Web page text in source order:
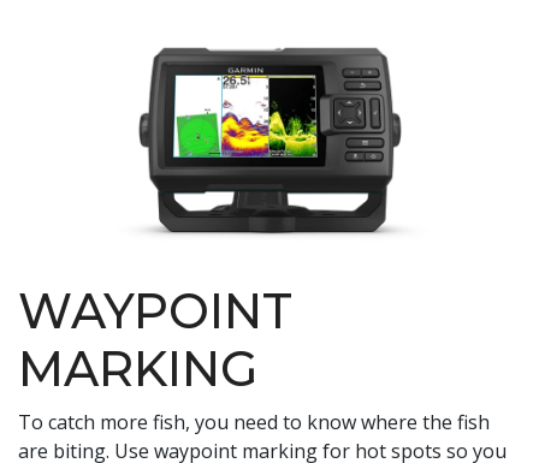
WAYPOINT
MARKING
To catch more fish, you need to know where the fish
are biting. Use waypoint marking for hot spots so you